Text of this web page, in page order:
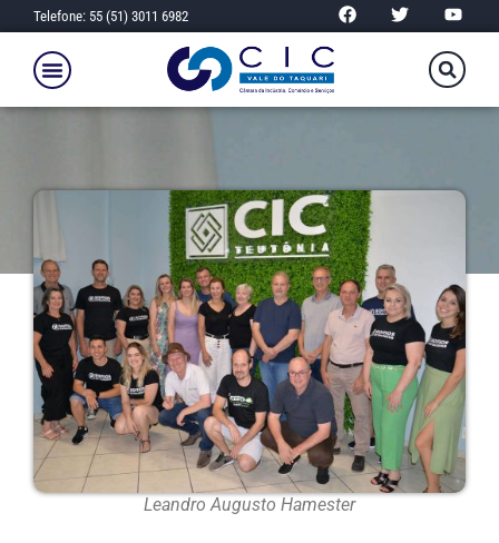
Telefone: 55 (51) 3011 6982
Leandro Augusto Hamester